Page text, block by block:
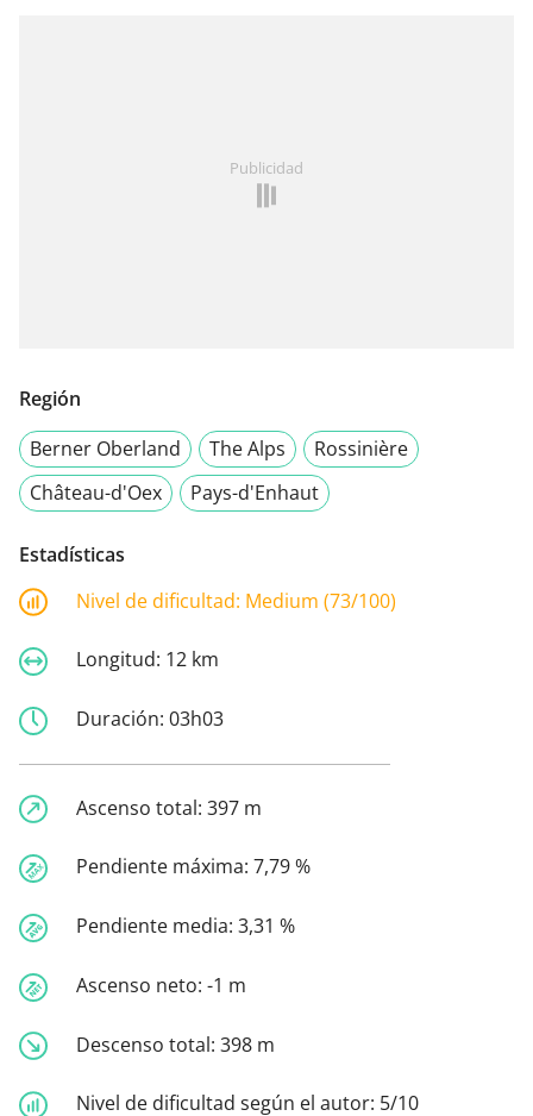
Publicidad
Región
Berner Oberland
The Alps
Rossinière
Château-d'Oex
Pays-d'Enhaut
Estadísticas
Nivel de dificultad: Medium (73/100)
Longitud: 12 km
Duración: 03h03
Ascenso total: 397 m
Pendiente máxima: 7,79 %
Pendiente media: 3,31 %
Ascenso neto: -1 m
Descenso total: 398 m
Nivel de dificultad según el autor: 5/10